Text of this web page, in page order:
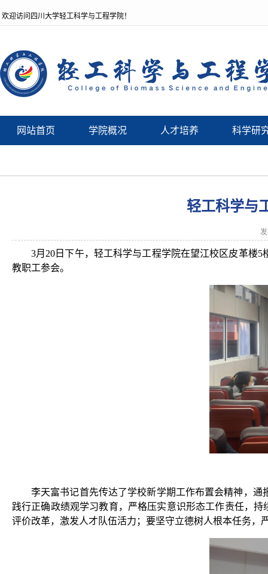
欢迎访问四川大学轻工科学与工程学院！
网站首页 学院概况 人才培养 科学研
轻工科学与
3月20日下午， 轻工科学与工程学院在望江校区皮革楼5
教职工参会。
李天富书记首先传达了学校新学期工作布置会精神，通
践行正确政绩观学习教育，严格压实意识形态工作责任，
评价改革，激发人才队伍活力；要坚守立德树人根本任务